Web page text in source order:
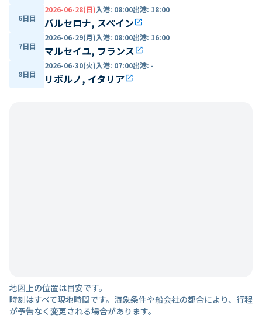
6日目
2026-06-28(日)入港: 08:00出港: 18:00
バルセロナ, スペインopen_in_new
7日目
2026-06-29(月)入港: 08:00出港: 16:00
マルセイユ, フランスopen_in_new
8日目
2026-06-30(火)入港: 07:00出港: -
リボルノ, イタリアopen_in_new
地図上の位置は目安です。
時刻はすべて現地時間です。海象条件や船会社の都合により、行程
が予告なく変更される場合があります。